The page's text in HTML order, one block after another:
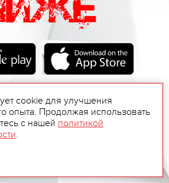
cookie для улучшения
опыта. Продолжая использовать
с нашей политикой
.